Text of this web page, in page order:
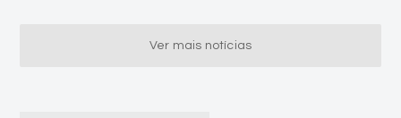
Ver mais notícias